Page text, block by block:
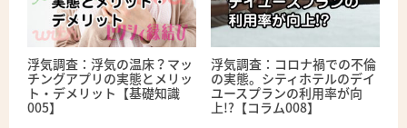
浮気調査：浮気の温床？マッ
チングアプリの実態とメリッ
ト・デメリット【基礎知識
005】
浮気調査：コロナ禍での不倫
の実態。シティホテルのデイ
ユースプランの利用率が向
上!?【コラム008】